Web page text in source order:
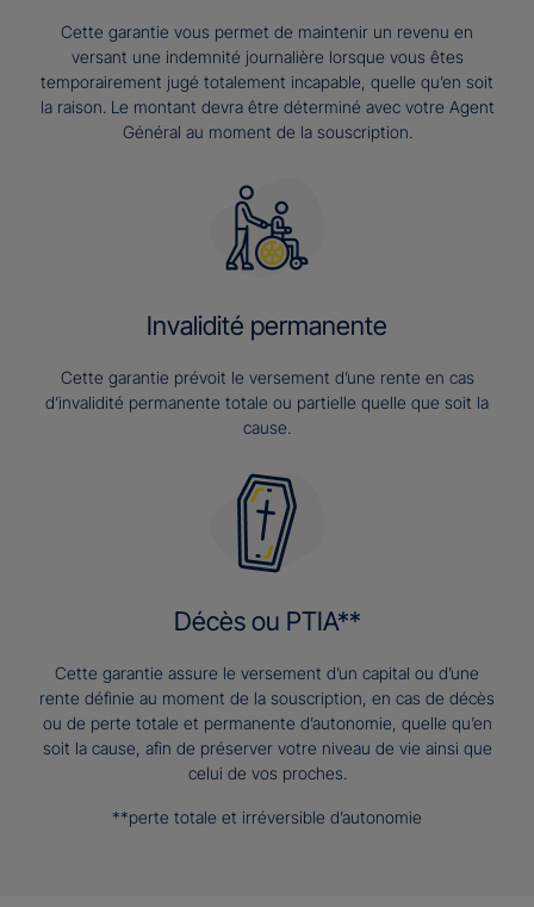
Cette garantie vous permet de maintenir un revenu en
versant une indemnité journalière lorsque vous êtes
temporairement jugé totalement incapable, quelle qu’en soit
la raison. Le montant devra être déterminé avec votre Agent
Général au moment de la souscription.
Invalidité permanente
Cette garantie prévoit le versement d’une rente en cas
d’invalidité permanente totale ou partielle quelle que soit la
cause.
Décès ou PTIA**
Cette garantie assure le versement d’un capital ou d’une
rente définie au moment de la souscription, en cas de décès
ou de perte totale et permanente d’autonomie, quelle qu’en
soit la cause, afin de préserver votre niveau de vie ainsi que
celui de vos proches.
**perte totale et irréversible d’autonomie